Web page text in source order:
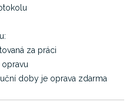
za práci
doby je oprava zdarma